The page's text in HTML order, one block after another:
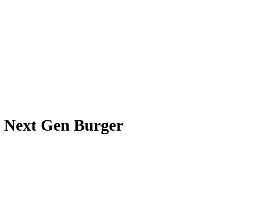
Next Gen Burger